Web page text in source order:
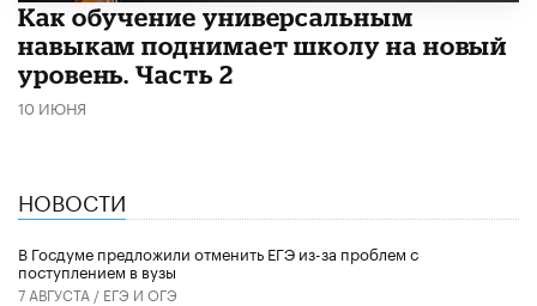
​Как обучение универсальным
навыкам поднимает школу на новый
уровень. Часть 2
10 ИЮНЯ
НОВОСТИ
В Госдуме предложили отменить ЕГЭ из-за проблем с
поступлением в вузы
7 АВГУСТА / ЕГЭ И ОГЭ